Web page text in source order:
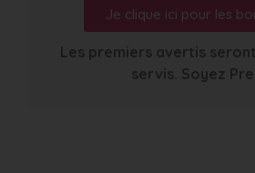
Je clique ici pour les
Les premiers avertis
servis. Soyez